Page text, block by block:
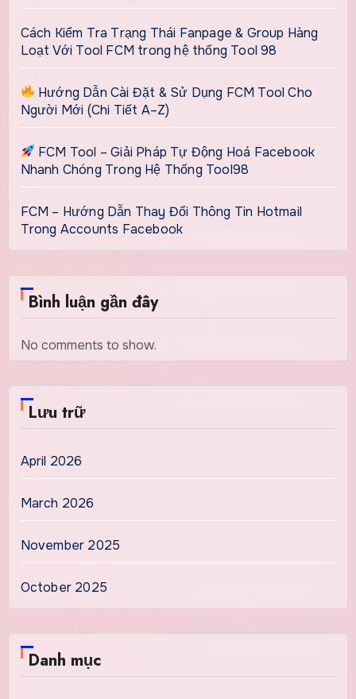
Cách Kiểm Tra Trạng Thái Fanpage & Group Hàng
Loạt Với Tool FCM trong hệ thống Tool 98
Hướng Dẫn Cài Đặt & Sử Dụng FCM Tool Cho
Người Mới (Chi Tiết A–Z)
FCM Tool – Giải Pháp Tự Động Hoá Facebook
Nhanh Chóng Trong Hệ Thống Tool98
FCM – Hướng Dẫn Thay Đổi Thông Tin Hotmail
Trong Accounts Facebook
Bình luận gần đây
No comments to show.
Lưu trữ
April 2026
March 2026
November 2025
October 2025
Danh mục